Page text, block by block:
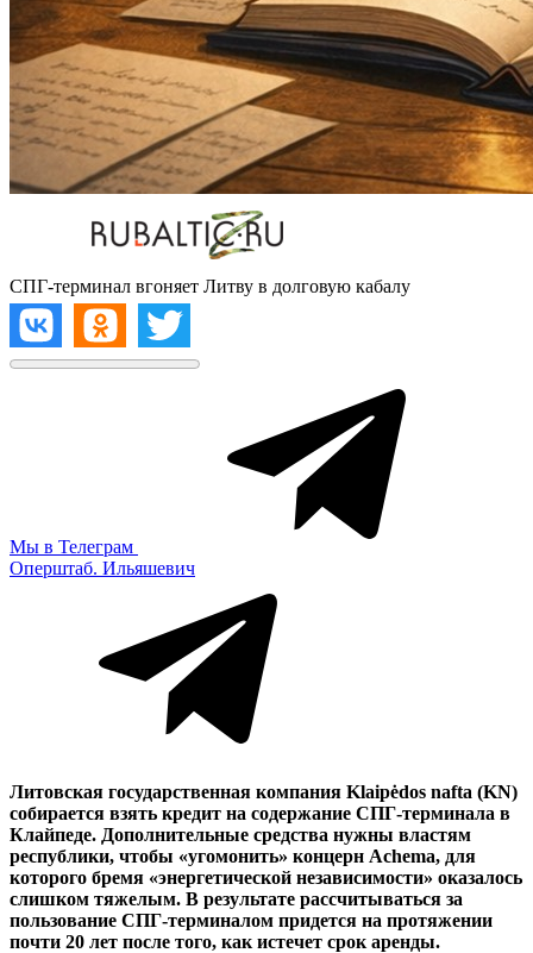
СПГ-терминал вгоняет Литву в долговую кабалу
Мы в Телеграм
Оперштаб. Ильяшевич
Литовская государственная компания Klaipėdos nafta (KN)
собирается взять кредит на содержание СПГ-терминала в
Клайпеде. Дополнительные средства нужны властям
республики, чтобы «угомонить» концерн Achema, для
которого бремя «энергетической независимости» оказалось
слишком тяжелым. В результате рассчитываться за
пользование СПГ-терминалом придется на протяжении
почти 20 лет после того, как истечет срок аренды.